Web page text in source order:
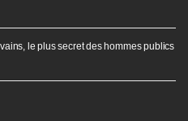
le plus secret des hommes publics